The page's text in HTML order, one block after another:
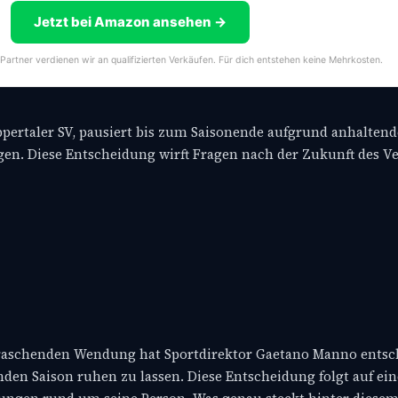
Jetzt bei Amazon ansehen →
verdienen wir an qualifizierten Verkäufen. Für dich entstehen keine Mehrkosten.
SV, pausiert bis zum Saisonende aufgrund
Diese Entscheidung wirft Fragen nach der Zukunft des
Wendung hat Sportdirektor Gaetano Manno
Saison ruhen zu lassen. Diese Entscheidung folgt auf